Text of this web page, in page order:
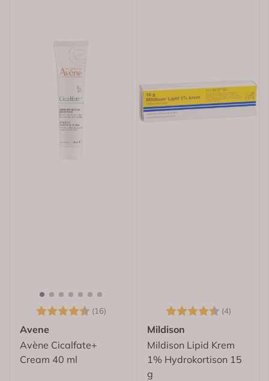
Karakter: (16)
4.6 av 5 mulige
Avene
Avène Cicalfate+
Cream 40 ml
Karakter: (4)
Mildison
Mildison Lipid Krem
1% Hydrokortison 15
g